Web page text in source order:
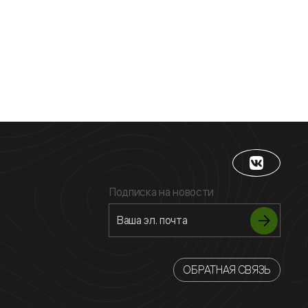
Подписка на новости
ОБРАТНАЯ СВЯЗЬ